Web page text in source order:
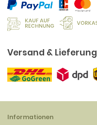
Versand & Lieferung
Informationen